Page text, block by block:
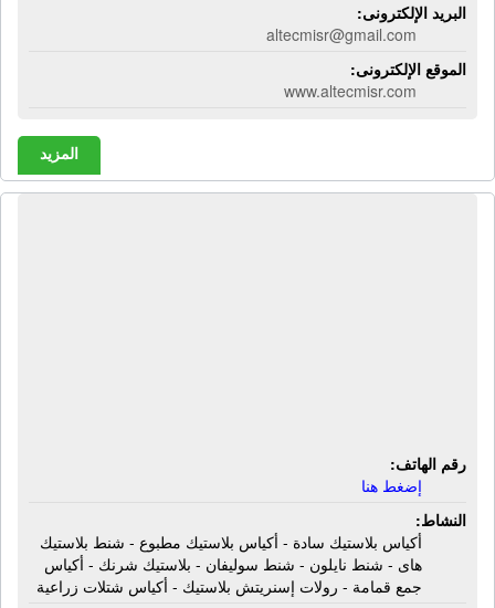
البريد الإلكترونى:
altecmisr@gmail.com
الموقع الإلكترونى:
www.altecmisr.com
المزيد
رقم الهاتف:
إضغط هنا
النشاط:
أكياس بلاستيك سادة - أكياس بلاستيك مطبوع - شنط بلاستيك
هاى - شنط نايلون - شنط سوليفان - بلاستيك شرنك - أكياس
جمع قمامة - رولات إسنريتش بلاستيك - أكياس شتلات زراعية